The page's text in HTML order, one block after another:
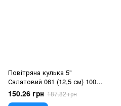
Повітряна кулька 5"
Салатовий 061 (12,5 см) 100
шт., 100 шт., 5"/12.5см,
Салатовий, Гелій або повітря
150.26 грн 187.82 грн